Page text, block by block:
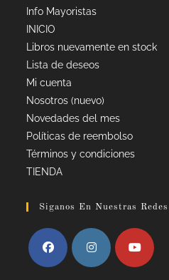
Info Mayoristas
INICIO
Libros nuevamente en stock
Lista de deseos
Mi cuenta
Nosotros (nuevo)
Novedades del mes
Políticas de reembolso
Términos y condiciones
TIENDA
Siganos En Nuestras Redes